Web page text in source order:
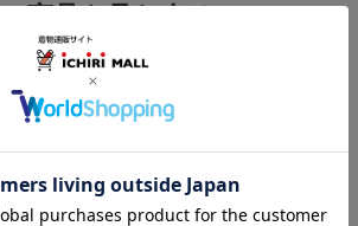
商品を見た人は
の商品も見ています
注意事項
元に届いてから30日以内であれば返品可能です。
です。
は返品をお受けできません。